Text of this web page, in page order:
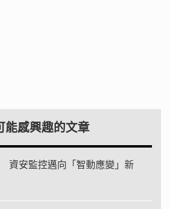
能感興趣的文章
資安監控邁向「智動應變」新